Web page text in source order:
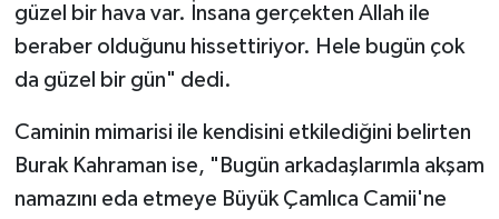
güzel bir hava var. İnsana gerçekten Allah ile
beraber olduğunu hissettiriyor. Hele bugün çok
da güzel bir gün" dedi.
Caminin mimarisi ile kendisini etkilediğini belirten
Burak Kahraman ise, "Bugün arkadaşlarımla akşam
namazını eda etmeye Büyük Çamlıca Camii'ne